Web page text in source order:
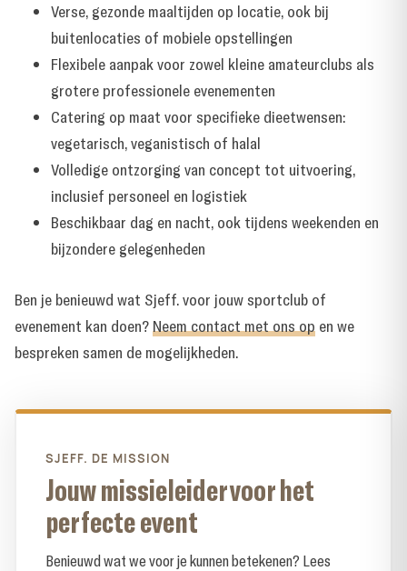
Verse, gezonde maaltijden op locatie, ook bij
buitenlocaties of mobiele opstellingen
Flexibele aanpak voor zowel kleine amateurclubs als
grotere professionele evenementen
Catering op maat voor specifieke dieetwensen:
vegetarisch, veganistisch of halal
Volledige ontzorging van concept tot uitvoering,
inclusief personeel en logistiek
Beschikbaar dag en nacht, ook tijdens weekenden en
bijzondere gelegenheden
Ben je benieuwd wat Sjeff. voor jouw sportclub of
evenement kan doen? Neem contact met ons op en we
bespreken samen de mogelijkheden.
SJEFF. DE MISSION
Jouw missieleider voor het
perfecte event
Benieuwd wat we voor je kunnen betekenen? Lees